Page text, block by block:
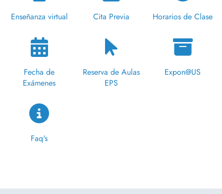
Enseñanza virtual Cita Previa Horarios de Clase
Fecha de
Exámenes
Reserva de Aulas
EPS
Expon@US
Faq's